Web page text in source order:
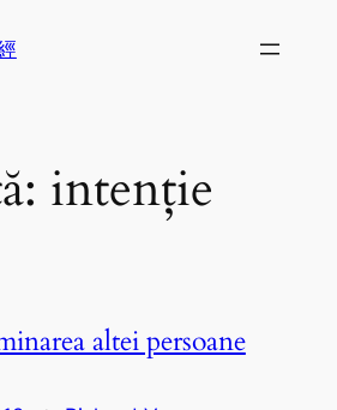
intenție
altei persoane